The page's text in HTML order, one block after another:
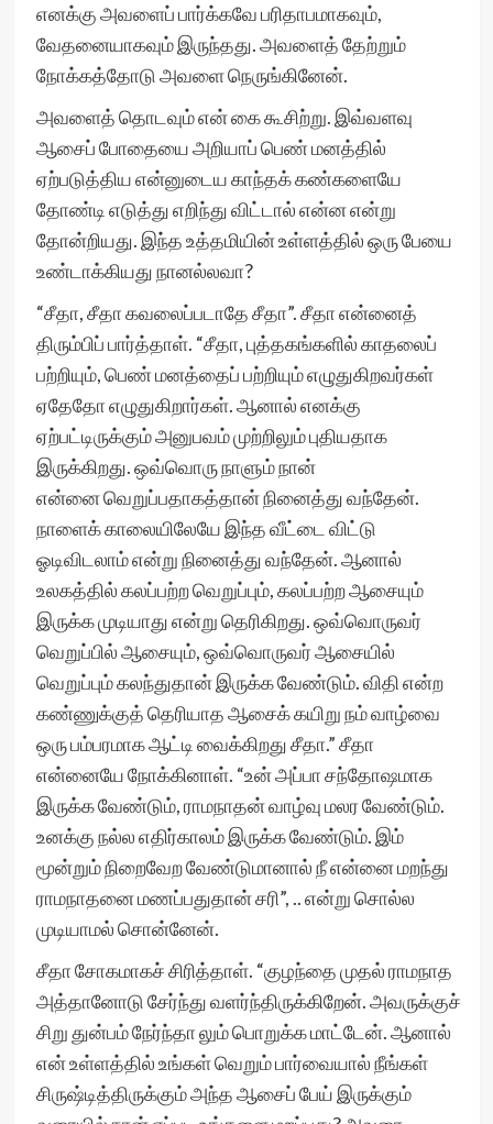
எனக்கு அவளைப் பார்க்கவே பரிதாபமாகவும்,
வேதனையாகவும் இருந்தது. அவளைத் தேற்றும்
நோக்கத்தோடு அவளை நெருங்கினேன்.
அவளைத் தொடவும் என் கை கூசிற்று. இவ்வளவு
ஆசைப் போதையை அறியாப் பெண் மனத்தில்
ஏற்படுத்திய என்னுடைய காந்தக் கண்களையே
தோண்டி எடுத்து எறிந்து விட்டால் என்ன என்று
தோன்றியது. இந்த உத்தமியின் உள்ளத்தில் ஒரு பேயை
உண்டாக்கியது நானல்லவா?
“சீதா, சீதா கவலைப்படாதே சீதா”. சீதா என்னைத்
திரும்பிப் பார்த்தாள். “சீதா, புத்தகங்களில் காதலைப்
பற்றியும், பெண் மனத்தைப் பற்றியும் எழுதுகிறவர்கள்
ஏதேதோ எழுதுகிறார்கள். ஆனால் எனக்கு
ஏற்பட்டிருக்கும் அனுபவம் முற்றிலும் புதியதாக
இருக்கிறது. ஒவ்வொரு நாளும் நான்
என்னை வெறுப்பதாகத்தான் நினைத்து வந்தேன்.
நாளைக் காலையிலேயே இந்த வீட்டை விட்டு
ஓடிவிடலாம் என்று நினைத்து வந்தேன். ஆனால்
உலகத்தில் கலப்பற்ற வெறுப்பும், கலப்பற்ற ஆசையும்
இருக்க முடியாது என்று தெரிகிறது. ஒவ்வொருவர்
வெறுப்பில் ஆசையும், ஒவ்வொருவர் ஆசையில்
வெறுப்பும் கலந்துதான் இருக்க வேண்டும். விதி என்ற
கண்ணுக்குத் தெரியாத ஆசைக் கயிறு நம் வாழ்வை
ஒரு பம்பரமாக ஆட்டி வைக்கிறது சீதா.” சீதா
என்னையே நோக்கினாள். “உன் அப்பா சந்தோஷமாக
இருக்க வேண்டும், ராமநாதன் வாழ்வு மலர வேண்டும்.
உனக்கு நல்ல எதிர்காலம் இருக்க வேண்டும். இம்
மூன்றும் நிறைவேற வேண்டுமானால் நீ என்னை மறந்து
ராமநாதனை மணப்பதுதான் சரி”, .. என்று சொல்ல
முடியாமல் சொன்னேன்.
சீதா சோகமாகச் சிரித்தாள். “குழந்தை முதல் ராமநாத
அத்தானோடு சேர்ந்து வளர்ந்திருக்கிறேன். அவருக்குச்
சிறு துன்பம் நேர்ந்தா லும் பொறுக்க மாட்டேன். ஆனால்
என் உள்ளத்தில் உங்கள் வெறும் பார்வையால் நீங்கள்
சிருஷ்டித்திருக்கும் அந்த ஆசைப் பேய் இருக்கும்